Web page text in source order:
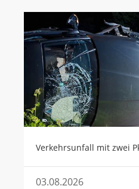
Verkehrsunfall mit zwei
03.08.2026